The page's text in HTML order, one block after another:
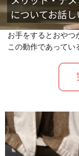
お手をするとおやつ
この動作であって